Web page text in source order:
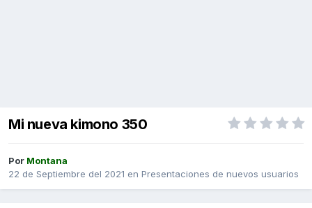
Mi nueva kimono 350
Por Montana
22 de Septiembre del 2021 en Presentaciones de nuevos usuarios